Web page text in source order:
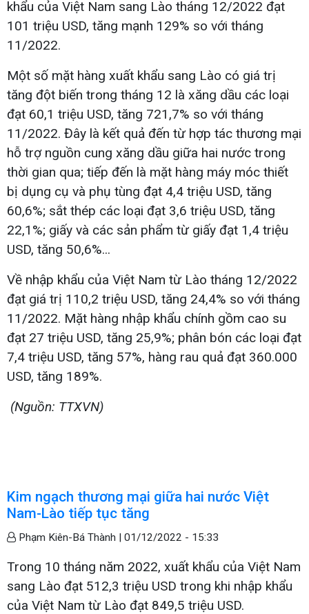
khẩu của Việt Nam sang Lào tháng 12/2022 đạt
101 triệu USD, tăng mạnh 129% so với tháng
11/2022.
Một số mặt hàng xuất khẩu sang Lào có giá trị
tăng đột biến trong tháng 12 là xăng dầu các loại
đạt 60,1 triệu USD, tăng 721,7% so với tháng
11/2022. Đây là kết quả đến từ hợp tác thương mại
hỗ trợ nguồn cung xăng dầu giữa hai nước trong
thời gian qua; tiếp đến là mặt hàng máy móc thiết
bị dụng cụ và phụ tùng đạt 4,4 triệu USD, tăng
60,6%; sắt thép các loại đạt 3,6 triệu USD, tăng
22,1%; giấy và các sản phẩm từ giấy đạt 1,4 triệu
USD, tăng 50,6%...
Về nhập khẩu của Việt Nam từ Lào tháng 12/2022
đạt giá trị 110,2 triệu USD, tăng 24,4% so với tháng
11/2022. Mặt hàng nhập khẩu chính gồm cao su
đạt 27 triệu USD, tăng 25,9%; phân bón các loại đạt
7,4 triệu USD, tăng 57%, hàng rau quả đạt 360.000
USD, tăng 189%.
(Nguồn: TTXVN)
Kim ngạch thương mại giữa hai nước Việt
Nam-Lào tiếp tục tăng
Phạm Kiên-Bá Thành | 01/12/2022 - 15:33
Trong 10 tháng năm 2022, xuất khẩu của Việt Nam
sang Lào đạt 512,3 triệu USD trong khi nhập khẩu
của Việt Nam từ Lào đạt 849,5 triệu USD.